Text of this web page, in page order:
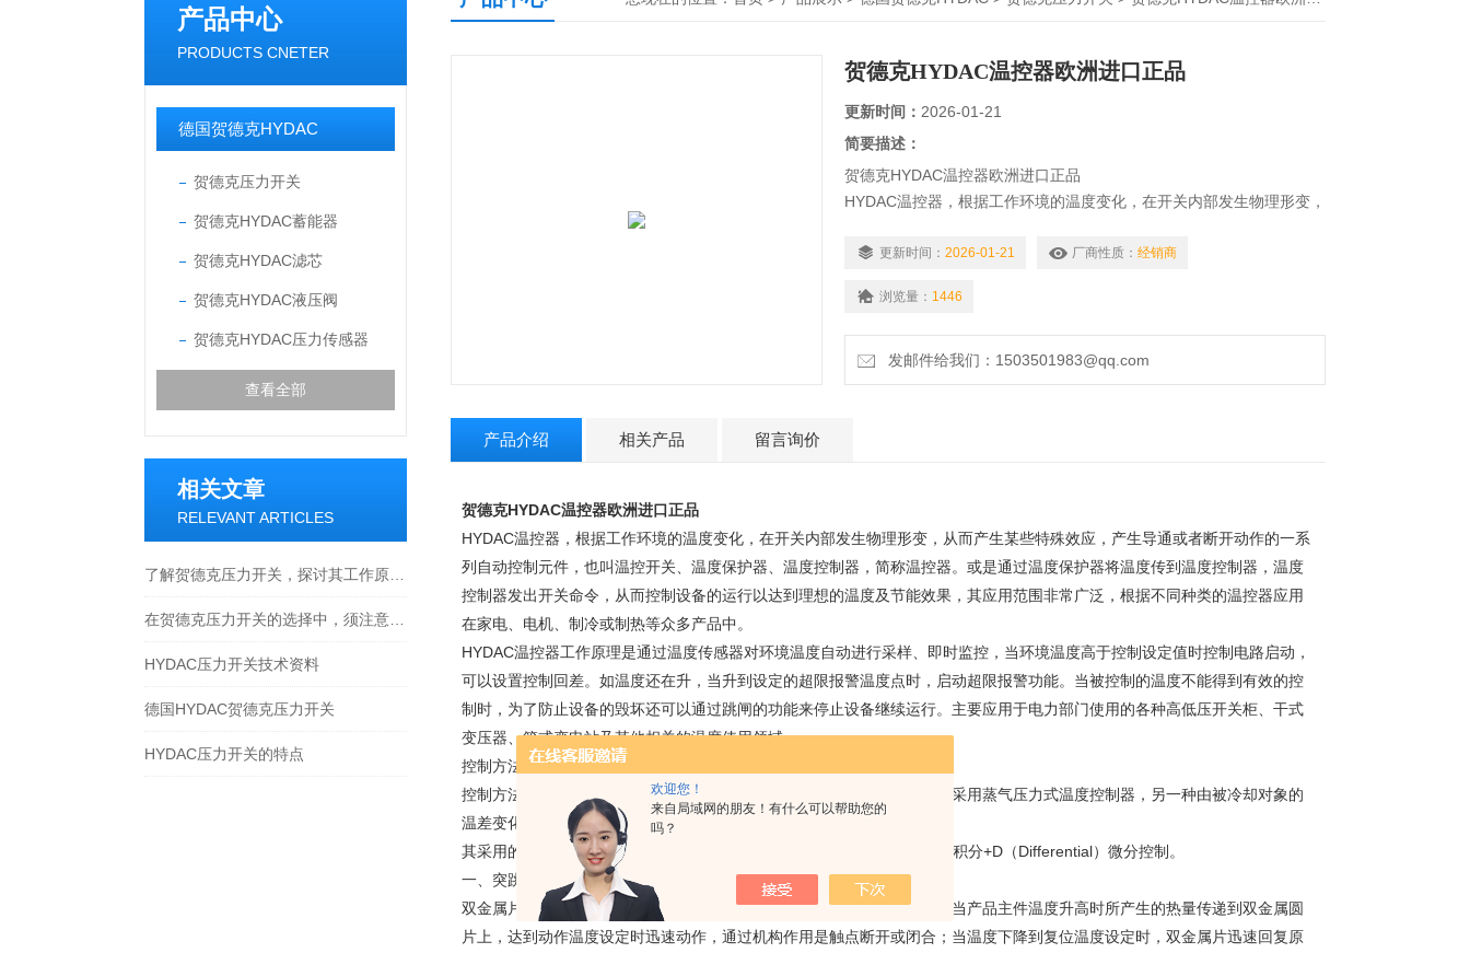
欢迎您！
来自局域网的朋友！有什么可以帮助您的
吗？
产品中心
PRODUCTS CNETER
德国贺德克HYDAC
贺德克压力开关
贺德克HYDAC蓄能器
贺德克HYDAC滤芯
贺德克HYDAC液压阀
贺德克HYDAC压力传感器
查看全部
相关文章
RELEVANT ARTICLES
HYDAC压力开关技术资料
德国HYDAC贺德克压力开关
HYDAC压力开关的特点
贺德克HYDAC温控器欧洲进口正品
更新时间： 2026-01-21
简要描述：
贺德克HYDAC温控器欧洲进口正品
HYDAC温控器，根据工作环境的温度变化，在开关内部发生物理形变，
件，也叫温控开关、温度保护器、温度控制器，简称温控器。或是通过
制设备的运行以达到理想的温度及节能效果，其应用范围非常广泛
更新时间： 2026-01-21 厂商性质： 经销商
浏览量： 1446
发邮件给我们：1503501983@qq.com
产品介绍 相关产品 留言询价
贺德克HYDAC温控器欧洲进口正品
HYDAC温控器，根据工作环境的温度变化，在开关内部发生物理形变，从而产生某些特殊效应，产生导通或者断开动作的一系
列自动控制元件，也叫温控开关、温度保护器、温度控制器，简称温控器。或是通过温度保护器将温度传到温度控制器，温度
控制器发出开关命令，从而控制设备的运行以达到理想的温度及节能效果，其应用范围非常广泛，根据不同种类的温控器应用
在家电、电机、制冷或制热等众多产品中。
HYDAC温控器工作原理是通过温度传感器对环境温度自动进行采样、即时监控，当环境温度高于控制设定值时控制电路启动，
可以设置控制回差。如温度还在升，当升到设定的超限报警温度点时，启动超限报警功能。当被控制的温度不能得到有效的控
制时，为了防止设备的毁坏还可以通过跳闸的功能来停止设备继续运行。主要应用于电力部门使用的各种高低压开关柜、干式
变压器、箱式变电站及其他相关的温度使用领域。
控制方法：
控制方法一般分为两种；一种是由被冷却对象的温度变化来进行控制，多采用蒸气压力式温度控制器，另一种由被冷却对象的
温差变化来进行控制，多采用电子式温度控制器。
其采用的模糊控制技术如PID控制，P（Proportional）比例+I（Integral）积分+D（Differential）微分控制。
一、突跳式温控器
双金属片突跳式温控器是一种将定温后的双金属片作为热敏感反应组件，当产品主件温度升高时所产生的热量传递到双金属圆
片上，达到动作温度设定时迅速动作，通过机构作用是触点断开或闭合；当温度下降到复位温度设定时，双金属片迅速回复原